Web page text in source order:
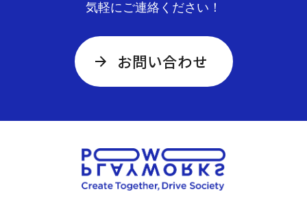
気軽にご連絡ください！
お問い合わせ